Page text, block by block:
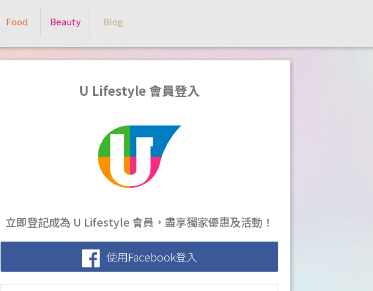
Food Beauty Blog
U Lifestyle 會員登入
立即登記成為 U Lifestyle 會員，盡享獨家優惠及活動！
使用Facebook登入